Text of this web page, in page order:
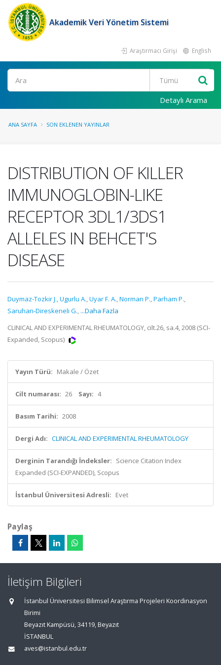
Akademik Veri Yönetim Sistemi
Araştırmacı Girişi English
Ara
Detaylı Arama
ANA SAYFA SON EKLENEN YAYINLAR
DISTRIBUTION OF KILLER
IMMUNOGLOBIN-LIKE
RECEPTOR 3DL1/3DS1
ALLELES IN BEHCET'S
DISEASE
Duymaz-Tozkir J.,Ugurlu A.,Uyar F. A.,Norman P.,Parham P.,
Saruhan-Direskeneli G., ...Daha Fazla
CLINICAL AND EXPERIMENTAL RHEUMATOLOGY, cilt.26, sa.4, 2008 (SCI-
Expanded, Scopus)
Yayın Türü: Makale / Özet
Cilt numarası: 26 Sayı: 4
Basım Tarihi: 2008
Dergi Adı: CLINICAL AND EXPERIMENTAL RHEUMATOLOGY
Derginin Tarandığı İndeksler: Science Citation Index
Expanded (SCI-EXPANDED), Scopus
İstanbul Üniversitesi Adresli: Evet
Paylaş
İletişim Bilgileri
İstanbul Üniversitesi Bilimsel Araştırma Projeleri Koordinasyon
Birimi
Beyazıt Kampüsü, 34119, Beyazıt
İSTANBUL
aves@istanbul.edu.tr